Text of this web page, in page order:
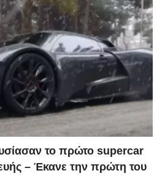
το πρώτο supercar
– Έκανε την πρώτη του